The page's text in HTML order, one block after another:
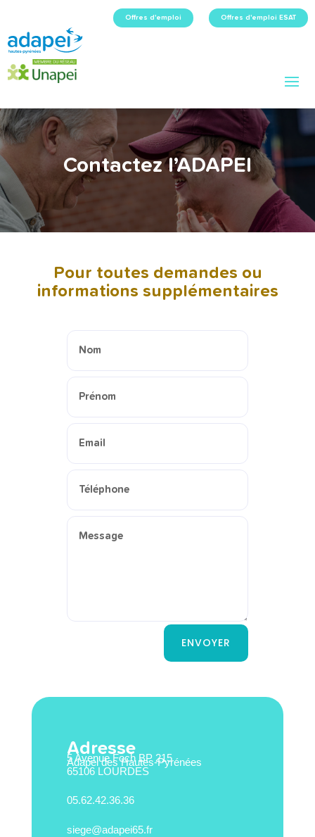
Offres d'emploi Offres d'emploi ESAT
Contactez l’ADAPEI
Pour toutes demandes ou
informations supplémentaires
ENVOYER
Adresse
Adapei des Hautes-Pyrénées
5 Avenue Foch BP 215
65106 LOURDES
05.62.42.36.36
siege@adapei65.fr